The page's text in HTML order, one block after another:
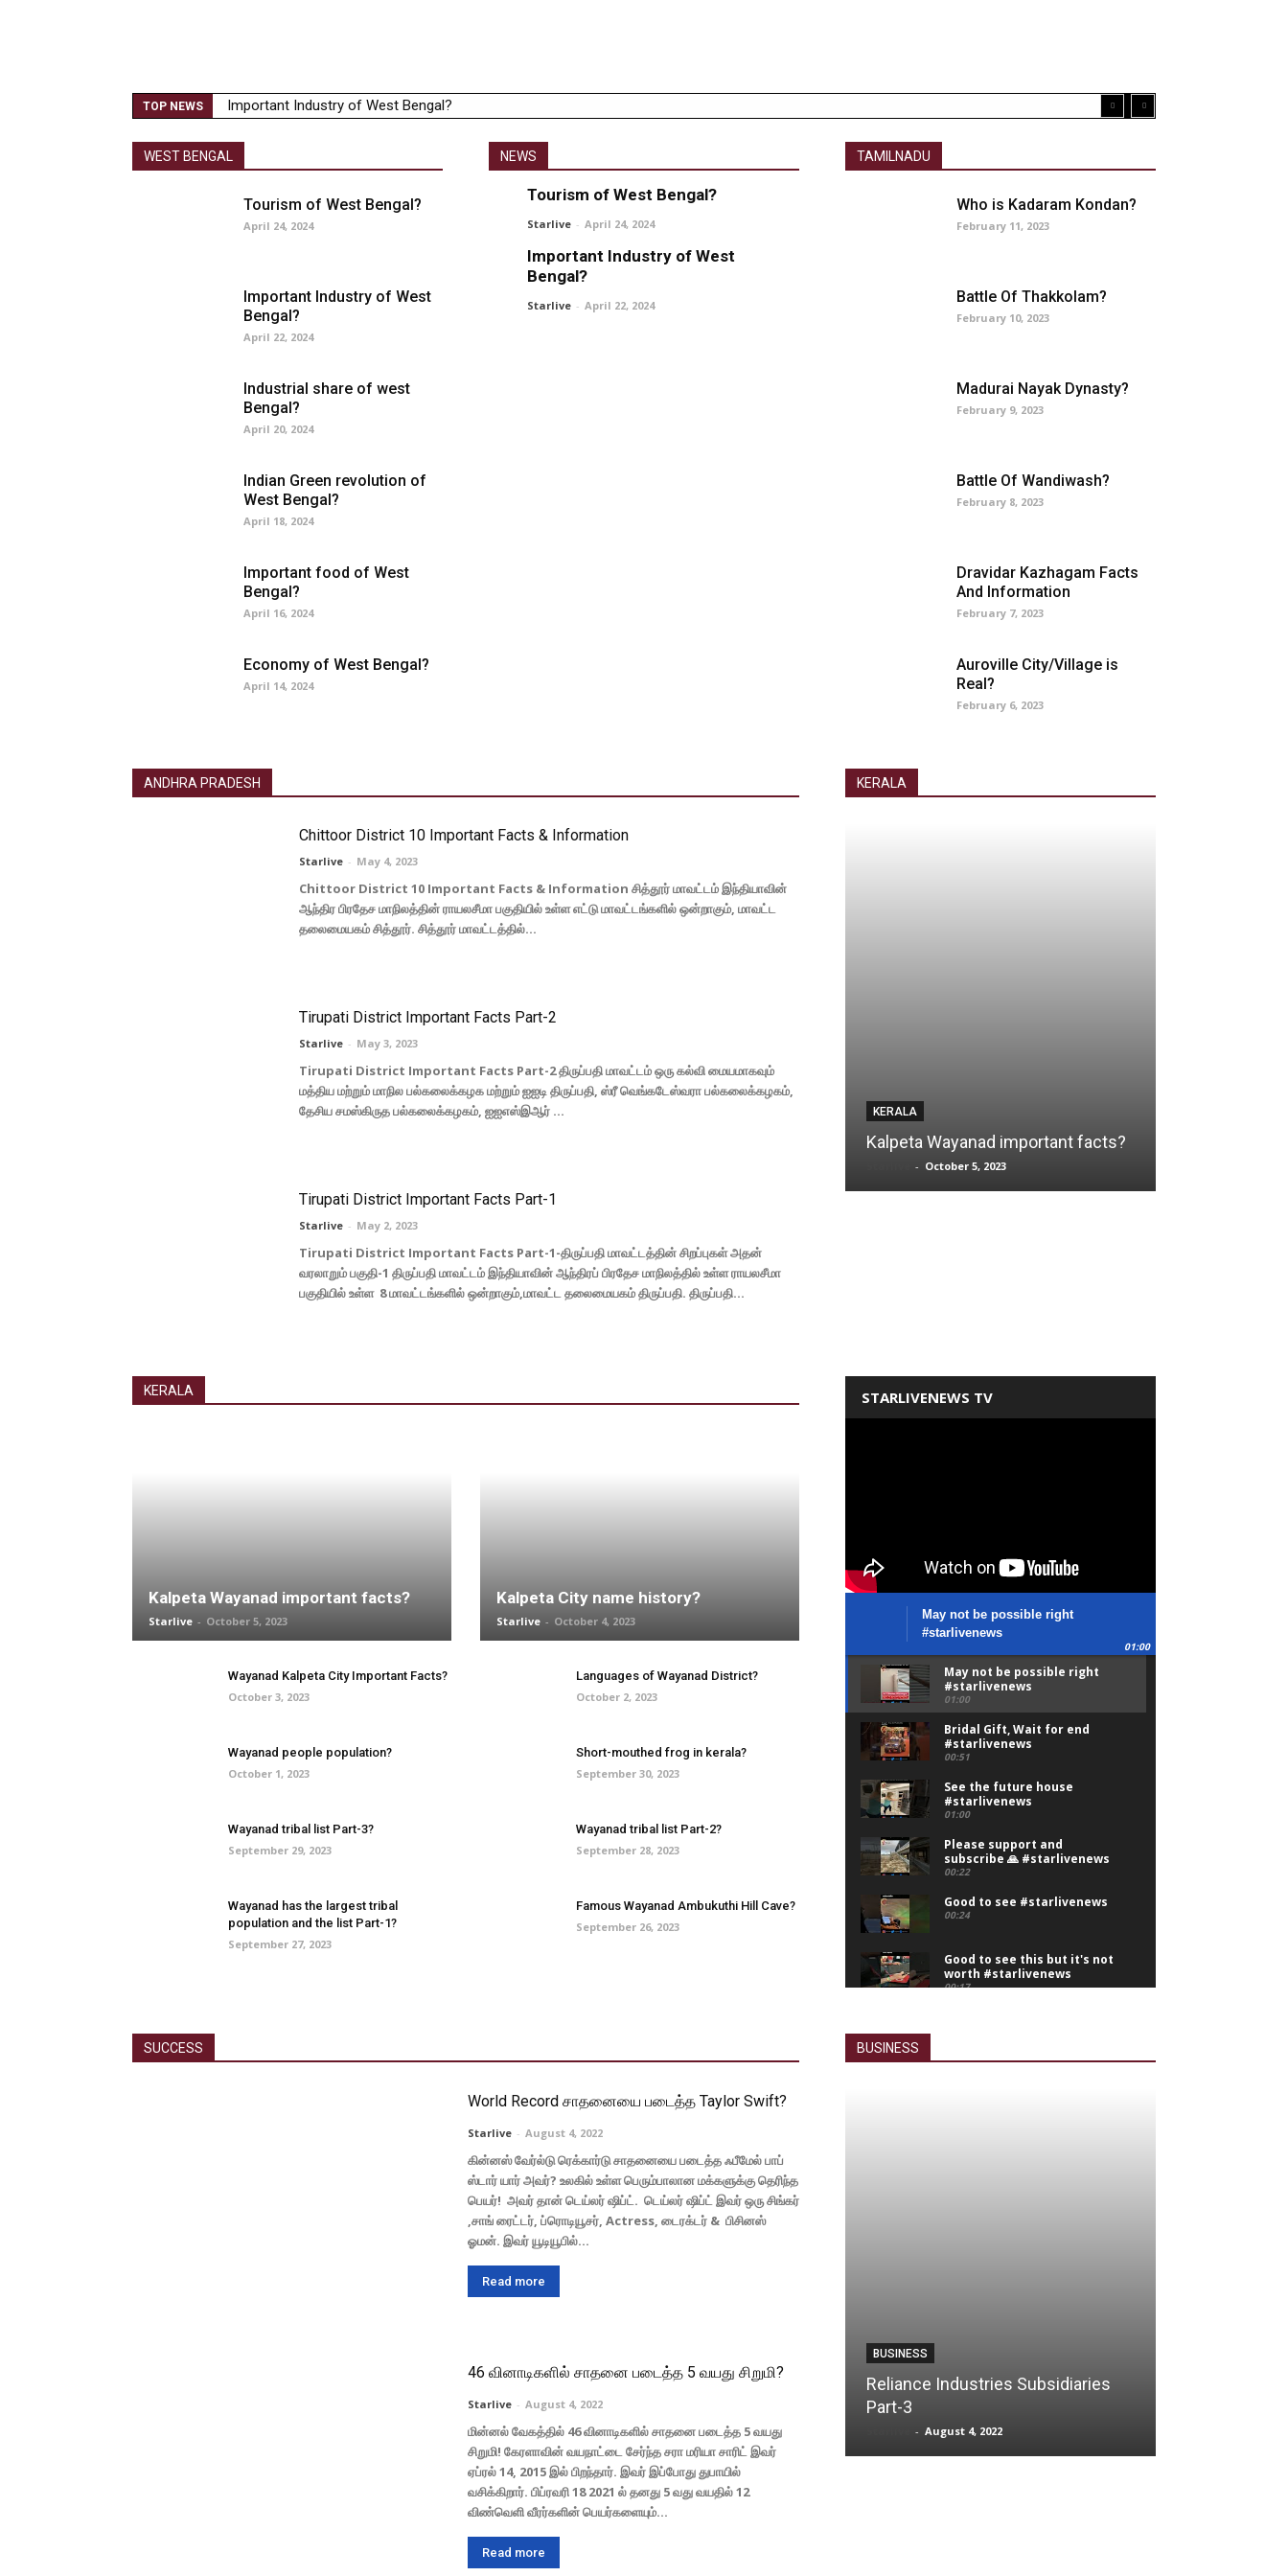
TOP NEWS Important Industry of West Bengal?
Industrial share of west Bengal?
WEST BENGAL
Tourism of West Bengal?
April 24, 2024
Important Industry of West
Bengal?
April 22, 2024
Industrial share of west
Bengal?
April 20, 2024
Indian Green revolution of
West Bengal?
April 18, 2024
Important food of West
Bengal?
April 16, 2024
Economy of West Bengal?
April 14, 2024
NEWS
Tourism of West Bengal?
Starlive - April 24, 2024
Important Industry of West
Bengal?
Starlive - April 22, 2024
TAMILNADU
Who is Kadaram Kondan?
February 11, 2023
Battle Of Thakkolam?
February 10, 2023
Madurai Nayak Dynasty?
February 9, 2023
Battle Of Wandiwash?
February 8, 2023
Dravidar Kazhagam Facts
And Information
February 7, 2023
Auroville City/Village is
Real?
February 6, 2023
ANDHRA PRADESH
Chittoor District 10 Important Facts & Information
Starlive - May 4, 2023
Chittoor District 10 Important Facts & Information சித்தூர் மாவட்டம் இந்தியாவின்
ஆந்திர பிரதேச மாநிலத்தின் ராயலசீமா பகுதியில் உள்ள எட்டு மாவட்டங்களில் ஒன்றாகும், மாவட்ட
தலைமையகம் சித்தூர். சித்தூர் மாவட்டத்தில்...
Tirupati District Important Facts Part-2
Starlive - May 3, 2023
Tirupati District Important Facts Part-2 திருப்பதி மாவட்டம் ஒரு கல்வி மையமாகவும்
மத்திய மற்றும் மாநில பல்கலைக்கழக மற்றும் ஐஐடி திருப்பதி, ஸ்ரீ வெங்கடேஸ்வரா பல்கலைக்கழகம்,
தேசிய சமஸ்கிருத பல்கலைக்கழகம், ஐஐஎஸ்இஆர் ...
Tirupati District Important Facts Part-1
Starlive - May 2, 2023
Tirupati District Important Facts Part-1-திருப்பதி மாவட்டத்தின் சிறப்புகள் அதன்
வரலாறும் பகுதி-1 திருப்பதி மாவட்டம் இந்தியாவின் ஆந்திரப் பிரதேச மாநிலத்தில் உள்ள ராயலசீமா
பகுதியில் உள்ள 8 மாவட்டங்களில் ஒன்றாகும்,மாவட்ட தலைமையகம் திருப்பதி. திருப்பதி...
KERALA
KERALA
Kalpeta Wayanad important facts?
- October 5, 2023
KERALA
Kalpeta Wayanad important facts?
Starlive - October 5, 2023
Kalpeta City name history?
Starlive - October 4, 2023
Wayanad Kalpeta City Important Facts?
October 3, 2023
Languages of Wayanad District?
October 2, 2023
Wayanad people population?
October 1, 2023
Short-mouthed frog in kerala?
September 30, 2023
Wayanad tribal list Part-3?
September 29, 2023
Wayanad tribal list Part-2?
September 28, 2023
Wayanad has the largest tribal
population and the list Part-1?
September 27, 2023
Famous Wayanad Ambukuthi Hill Cave?
September 26, 2023
STARLIVENEWS TV
May not be possible right
#starlivenews
01:00
May not be possible right
#starlivenews
01:00
Bridal Gift, Wait for end
#starlivenews
00:51
See the future house
#starlivenews
01:00
Please support and
subscribe 🙏 #starlivenews
00:22
Good to see #starlivenews
00:24
Good to see this but it's not
worth #starlivenews
00:17
SUCCESS
World Record சாதனையை படைத்த Taylor Swift?
Starlive - August 4, 2022
கின்னஸ் வேர்ல்டு ரெக்கார்டு சாதனையை படைத்த ஃபீமேல் பாப்
ஸ்டார் யார் அவர்? உலகில் உள்ள பெரும்பாலான மக்களுக்கு தெரிந்த
பெயர்! அவர் தான் டெய்லர் ஷிப்ட். டெய்லர் ஷிப்ட் இவர் ஒரு சிங்கர்
,சாங் ரைட்டர், ப்ரொடியூசர், Actress, டைரக்டர் & பிசினஸ்
ஓமன். இவர் யூடியூபில்...
Read more
46 வினாடிகளில் சாதனை படைத்த 5 வயது சிறுமி?
Starlive - August 4, 2022
மின்னல் வேகத்தில் 46 வினாடிகளில் சாதனை படைத்த 5 வயது
சிறுமி! கேரளாவின் வயநாட்டை சேர்ந்த சரா மரியா சாரிட் இவர்
ஏப்ரல் 14, 2015 இல் பிறந்தார். இவர் இப்போது துபாயில்
வசிக்கிறார். பிப்ரவரி 18 2021 ல் தனது 5 வது வயதில் 12
விண்வெளி வீரர்களின் பெயர்களையும்...
Read more
BUSINESS
BUSINESS
Reliance Industries Subsidiaries
Part-3
- August 4, 2022